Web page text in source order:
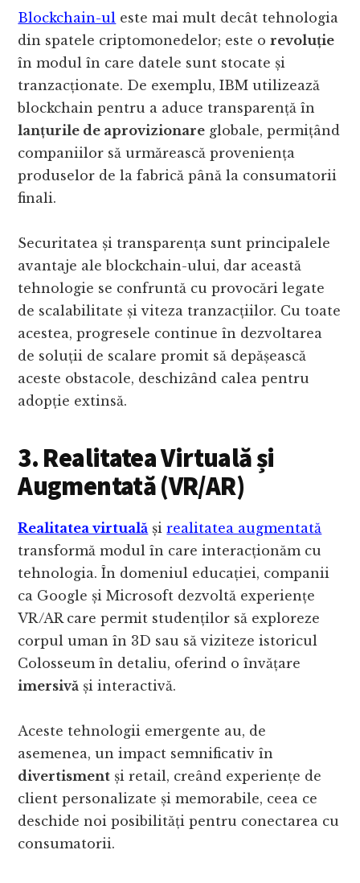
Blockchain-ul este mai mult decât tehnologia
din spatele criptomonedelor; este orevoluție
în modul în care datele sunt stocate și
tranzacționate. De exemplu, IBM utilizează
blockchain pentru a aduce transparență în
lanțurile de aprovizionare globale, permițând
companiilor să urmărească proveniența
produselor de la fabrică până la consumatorii
finali.
Securitatea și transparența sunt principalele
avantaje ale blockchain-ului, dar această
tehnologie se confruntă cu provocări legate
de scalabilitate și viteza tranzacțiilor. Cu toate
acestea, progresele continue în dezvoltarea
de soluții de scalare promit să depășească
aceste obstacole, deschizând calea pentru
adopție extinsă.
3. Realitatea Virtuală și
Augmentată (VR/AR)
Realitatea virtuală șirealitatea augmentată
transformă modul în care interacționăm cu
tehnologia. În domeniul educației, companii
ca Google și Microsoft dezvoltă experiențe
VR/AR care permit studenților să exploreze
corpul uman în 3D sau să viziteze istoricul
Colosseum în detaliu, oferind o învățare
imersivă și interactivă.
Aceste tehnologii emergente au, de
asemenea, un impact semnificativ în
divertisment și retail, creând experiențe de
client personalizate și memorabile, ceea ce
deschide noi posibilități pentru conectarea cu
consumatorii.